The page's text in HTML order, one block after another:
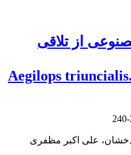
از تلاقی
آجیلوپس‌تریانسیالیس (.Aegilops triuncialis
بدخشان، علی اکبر مظفری